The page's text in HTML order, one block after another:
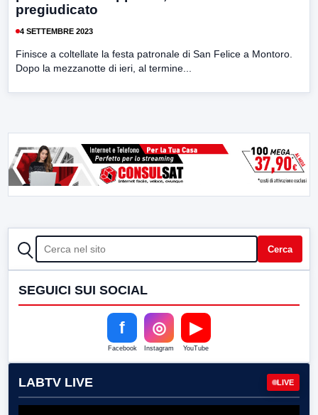
pregiudicato
4 SETTEMBRE 2023
Finisce a coltellate la festa patronale di San Felice a Montoro.
Dopo la mezzanotte di ieri, al termine...
CERCA Cerca
SEGUICI SUI SOCIAL
f
Facebook
◎
Instagram
▶
YouTube
LABTV LIVE LIVE